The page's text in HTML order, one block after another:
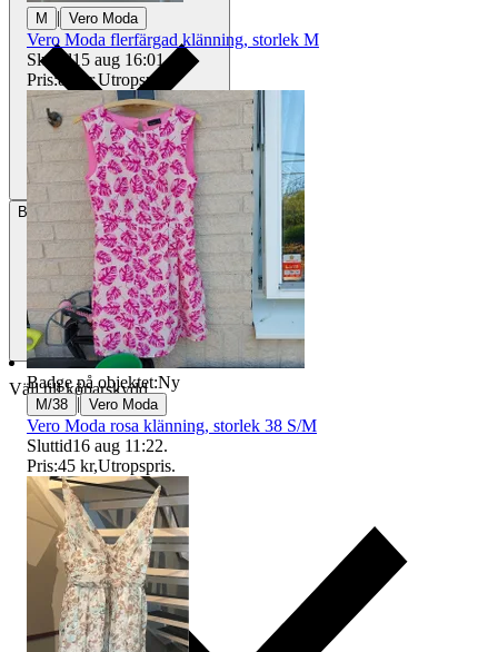
Betalning Via Tradera
Välj till köparskydd
M | Vero Moda
Vero Moda flerfärgad klänning, storlek M
Sluttid15 aug 16:01.
Pris:80 kr,Utropspris
Badge på objektet:Ny
M/38 | Vero Moda
Vero Moda rosa klänning, storlek 38 S/M
Sluttid16 aug 11:22.
Pris:45 kr,Utropspris.